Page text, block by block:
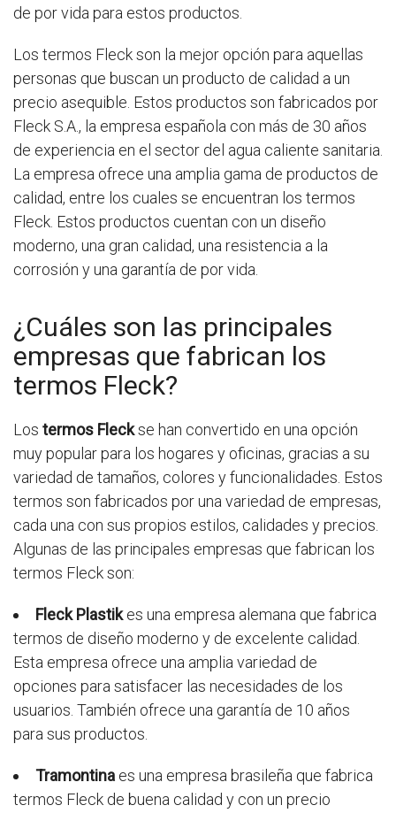
de por vida para estos productos.
Los termos Fleck son la mejor opción para aquellas
personas que buscan un producto de calidad a un
precio asequible. Estos productos son fabricados por
Fleck S.A., la empresa española con más de 30 años
de experiencia en el sector del agua caliente sanitaria.
La empresa ofrece una amplia gama de productos de
calidad, entre los cuales se encuentran los termos
Fleck. Estos productos cuentan con un diseño
moderno, una gran calidad, una resistencia a la
corrosión y una garantía de por vida.
¿Cuáles son las principales
empresas que fabrican los
termos Fleck?
Los termos Fleckse han convertido en una opción
muy popular para los hogares y oficinas, gracias a su
variedad de tamaños, colores y funcionalidades. Estos
termos son fabricados por una variedad de empresas,
cada una con sus propios estilos, calidades y precios.
Algunas de las principales empresas que fabrican los
termos Fleck son:
Fleck Plastikes una empresa alemana que fabrica
termos de diseño moderno y de excelente calidad.
Esta empresa ofrece una amplia variedad de
opciones para satisfacer las necesidades de los
usuarios. También ofrece una garantía de 10 años
para sus productos.
Tramontina es una empresa brasileña que fabrica
termos Fleck de buena calidad y con un precio